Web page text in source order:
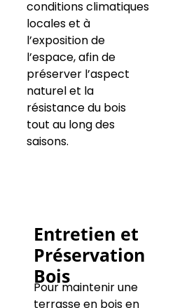
conditions climatiques
locales et à
l’exposition de
l’espace, afin de
préserver l’aspect
naturel et la
résistance du bois
tout au long des
saisons.
Entretien et
Préservation
Bois
Pour maintenir une
terrasse en bois en